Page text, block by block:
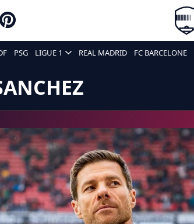
PSG LIGUE 1 REAL MADRID FC BARCELONE